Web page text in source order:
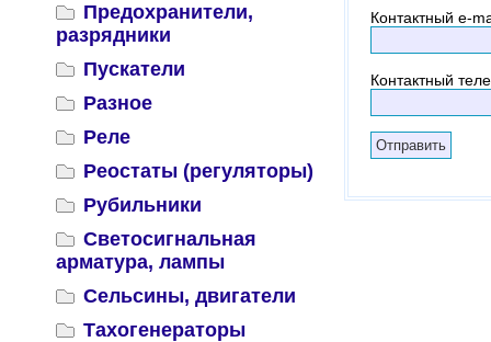
Предохранители,
разрядники
Пускатели
Разное
Реле
Реостаты (регуляторы)
Рубильники
Светосигнальная
арматура, лампы
Сельсины, двигатели
Тахогенераторы
Контактный e-
Контактный